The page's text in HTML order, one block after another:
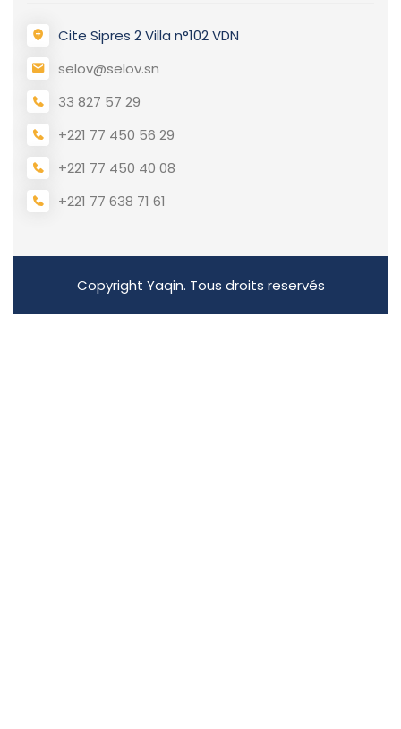
Cite Sipres 2 Villa n°102 VDN
selov@selov.sn
33 827 57 29
+221 77 450 56 29
+221 77 450 40 08
+221 77 638 71 61
Copyright Yaqin. Tous droits reservés